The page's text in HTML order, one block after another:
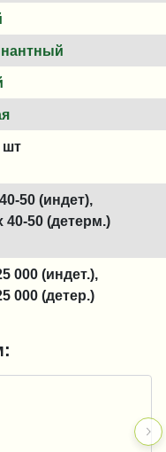
шт
50 (индет),
40-50 (детерм.)
000 (индет.),
000 (детер.)